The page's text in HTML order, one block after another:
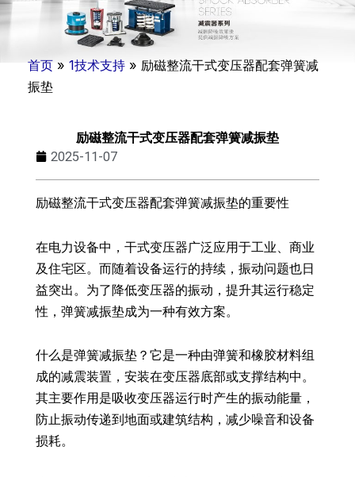
首页 » 1技术支持 » 励磁整流干式变压器配套弹簧减
振垫
励磁整流干式变压器配套弹簧减振垫
2025-11-07
励磁整流干式变压器配套弹簧减振垫的重要性
在电力设备中，干式变压器广泛应用于工业、商业
及住宅区。而随着设备运行的持续，振动问题也日
益突出。为了降低变压器的振动，提升其运行稳定
性，弹簧减振垫成为一种有效方案。
什么是弹簧减振垫？它是一种由弹簧和橡胶材料组
成的减震装置，安装在变压器底部或支撑结构中。
其主要作用是吸收变压器运行时产生的振动能量，
防止振动传递到地面或建筑结构，减少噪音和设备
损耗。